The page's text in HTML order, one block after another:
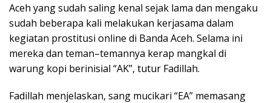
Aceh yang sudah saling kenal sejak lama dan mengaku
sudah beberapa kali melakukan kerjasama dalam
kegiatan prostitusi online di Banda Aceh. Selama ini
mereka dan teman–temannya kerap mangkal di
warung kopi berinisial “AK”, tutur Fadillah.
Fadillah menjelaskan, sang mucikari “EA” memasang